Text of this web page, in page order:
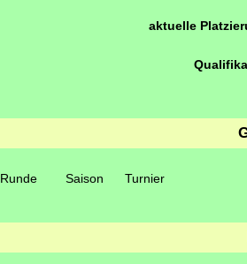
aktuelle
Runde Saison Turnier